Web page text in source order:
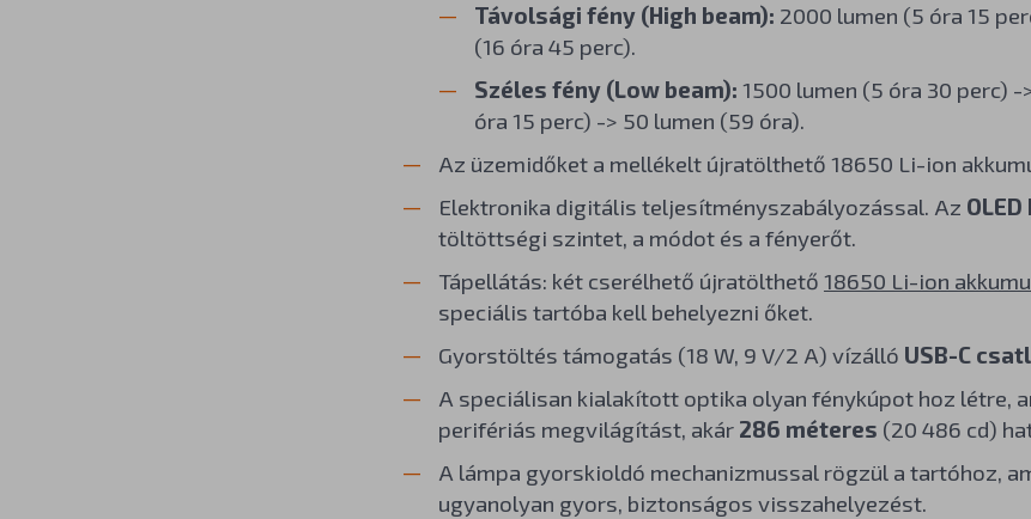
Távolsági fény (High beam): 2000 lumen (5 óra 15
(16 óra 45 perc).
Széles fény (Low beam): 1500 lumen (5 óra 30 perc)
óra 15 perc) -> 50 lumen (59 óra).
Az üzemidőket a mellékelt újratölthető 18650 Li-ion
Elektronika digitális teljesítményszabályozással. Az
töltöttségi szintet, a módot és a fényerőt.
Tápellátás: két cserélhető újratölthető 18650 Li-ion
speciális tartóba kell behelyezni őket.
Gyorstöltés támogatás (18 W, 9 V/2 A) vízálló USB-C
A speciálisan kialakított optika olyan fénykúpot hoz létre,
perifériás megvilágítást, akár 286 méteres (20 486 cd)
A lámpa gyorskioldó mechanizmussal rögzül a tartóhoz,
ugyanolyan gyors, biztonságos visszahelyezést.